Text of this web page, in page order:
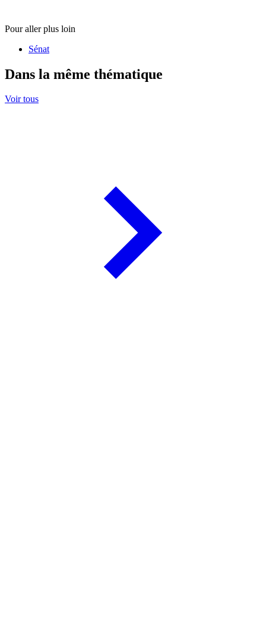
Pour aller plus loin
Sénat
Dans la même thématique
Voir tous